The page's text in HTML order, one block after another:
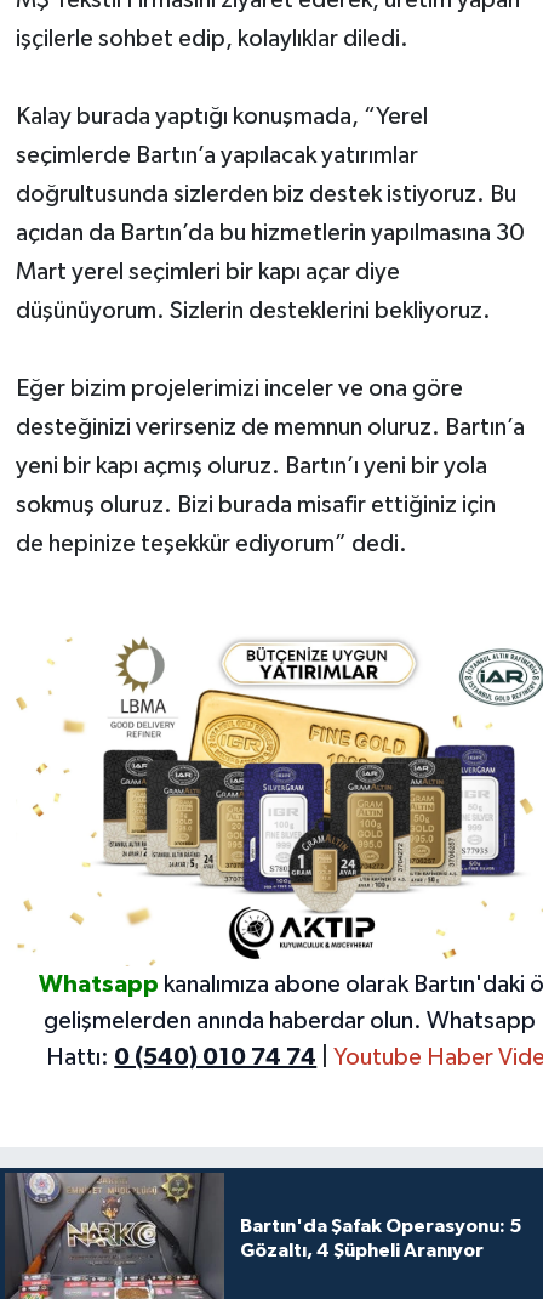
işçilerle sohbet edip, kolaylıklar diledi.
Kalay burada yaptığı konuşmada, “Yerel
seçimlerde Bartın’a yapılacak yatırımlar
doğrultusunda sizlerden biz destek istiyoruz. Bu
açıdan da Bartın’da bu hizmetlerin yapılmasına 30
Mart yerel seçimleri bir kapı açar diye
düşünüyorum. Sizlerin desteklerini bekliyoruz.
Eğer bizim projelerimizi inceler ve ona göre
desteğinizi verirseniz de memnun oluruz. Bartın’a
yeni bir kapı açmış oluruz. Bartın’ı yeni bir yola
sokmuş oluruz. Bizi burada misafir ettiğiniz için
de hepinize teşekkür ediyorum” dedi.
Whatsapp kanalımıza abone olarak Bartın'daki
gelişmelerden anında haberdar olun. Whatsapp
Hattı: 0 (540) 010 74 74 Youtube Haber
Bartın'da Şafak Operasyonu: 5
Gözaltı, 4 Şüpheli Aranıyor